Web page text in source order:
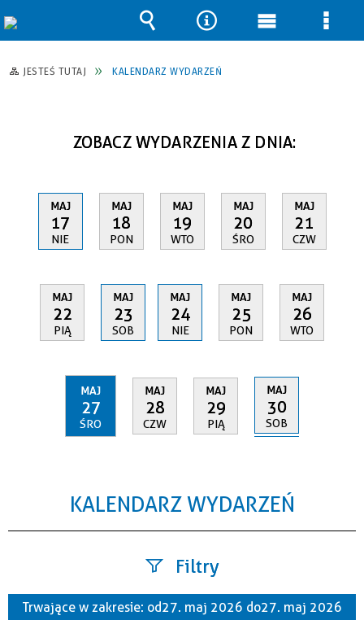
JESTEŚ TUTAJ KALENDARZ WYDARZEŃ
ZOBACZ WYDARZENIA Z DNIA:
MAJ
17
NIE
MAJ
18
PON
MAJ
19
WTO
MAJ
20
ŚRO
MAJ
21
CZW
MAJ
22
PIĄ
MAJ
23
SOB
MAJ
24
NIE
MAJ
25
PON
MAJ
26
WTO
MAJ
27
ŚRO
MAJ
28
CZW
MAJ
29
PIĄ
MAJ
30
SOB
KALENDARZ WYDARZEŃ
Filtry
Szukana fraza
Trwające w zakresie: od 27. maj 2026 do 27. maj 2026
Wyszukiwarka
Narzędzia
Menu Menu